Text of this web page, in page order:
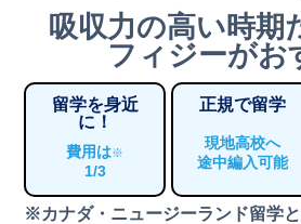
吸収力の高い時期
フィジーがお
留学を身近
に！
費用は※
1/3
正規で留学
現地高校へ
途中編入可能
※カナダ・ニュージーランド留学